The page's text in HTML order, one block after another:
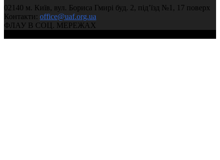
02140 м. Київ, вул. Бориса Гмирі буд. 2, під’їзд №1, 17 поверх
Контакти: office@uaf.org.ua
ФЛАУ В СОЦ. МЕРЕЖАХ